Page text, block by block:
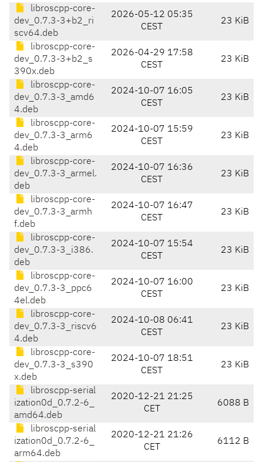
libroscpp-core-
dev_0.7.3-3+b2_ri
scv64.deb
2026-05-12 05:35
CEST
23 KiB
libroscpp-core-
dev_0.7.3-3+b2_s
390x.deb
2026-04-29 17:58
CEST
23 KiB
libroscpp-core-
dev_0.7.3-3_amd6
4.deb
2024-10-07 16:05
CEST
23 KiB
libroscpp-core-
dev_0.7.3-3_arm6
4.deb
2024-10-07 15:59
CEST
23 KiB
libroscpp-core-
dev_0.7.3-3_armel.
deb
2024-10-07 16:36
CEST
23 KiB
libroscpp-core-
dev_0.7.3-3_armh
f.deb
2024-10-07 16:47
CEST
23 KiB
libroscpp-core-
dev_0.7.3-3_i386.
deb
2024-10-07 15:54
CEST
23 KiB
libroscpp-core-
dev_0.7.3-3_ppc6
4el.deb
2024-10-07 16:00
CEST
23 KiB
libroscpp-core-
dev_0.7.3-3_riscv6
4.deb
2024-10-08 06:41
CEST
23 KiB
libroscpp-core-
dev_0.7.3-3_s390
x.deb
2024-10-07 18:51
CEST
23 KiB
libroscpp-serial
ization0d_0.7.2-6_
amd64.deb
2020-12-21 21:25
CET
6088 B
libroscpp-serial
ization0d_0.7.2-6_
arm64.deb
2020-12-21 21:26
CET
6112 B